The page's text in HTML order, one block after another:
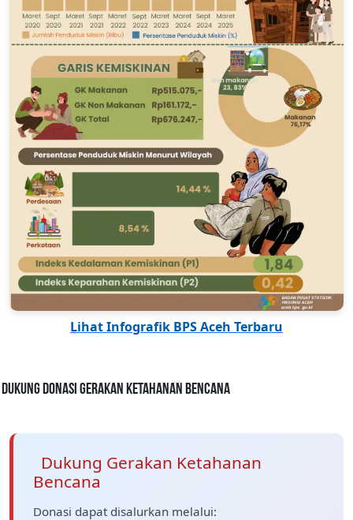
Lihat Infografik BPS Aceh Terbaru
Dukung Donasi Gerakan Ketahanan Bencana
Dukung Gerakan Ketahanan
Bencana
Donasi dapat disalurkan melalui: